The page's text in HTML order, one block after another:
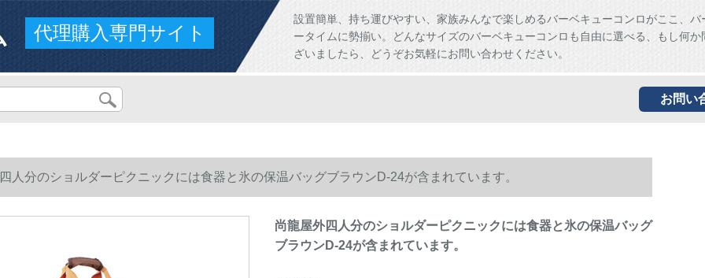
代理購入専門サイト
設置簡単、持ち運びやすい、家族みんなで楽しめるバーベキューコンロがここ、バ
ータイムに勢揃い。どんなサイズのバーベキューコンロも自由に選べる、もし何か
ざいましたら、どうぞお気軽にお問い合わせください。
お問い
人分のショルダーピクニックには食器と氷の保温バッグブラウンD-24が含まれています。
尚龍屋外四人分のショルダーピクニックには食器と氷の保温バッグ
ブラウンD-24が含まれています。